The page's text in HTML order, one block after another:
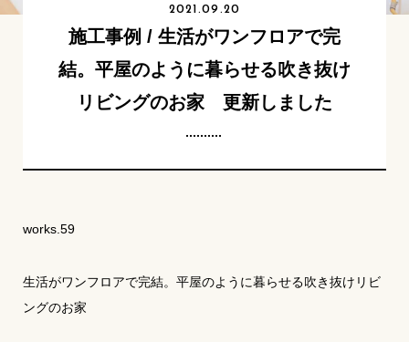
2021.09.20
施工事例 / 生活がワンフロアで完
結。平屋のように暮らせる吹き抜け
リビングのお家 更新しました
works.59
生活がワンフロアで完結。平屋のように暮らせる吹き抜けリビ
ングのお家